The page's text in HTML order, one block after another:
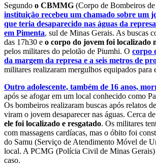
Segundo o CBMMG (Corpo de Bombeiros
instituição recebeu um chamado sobre um
que teria desaparecido nas águas da
em Pimenta, sul de Minas Gerais. As buscas
das 17h30 e o corpo do jovem foi localizado
pelos militares do pelotão de Piumhi. O corpo
da margem da represa e a seis metros de
militares realizaram mergulhos equipados para
Outro adolescente, também de 16 anos,
após se afogar em um local conhecido como
Os bombeiros realizaram buscas após relatos
viram o jovem desaparecer nas águas. Cerca
ele foi localizado e resgatado. Os militares
com massagens cardíacas, mas o óbito foi
do Samu (Serviço de Atendimento Móvel de
local. A PCMG (Polícia Civil de Minas Gerais)
caso.